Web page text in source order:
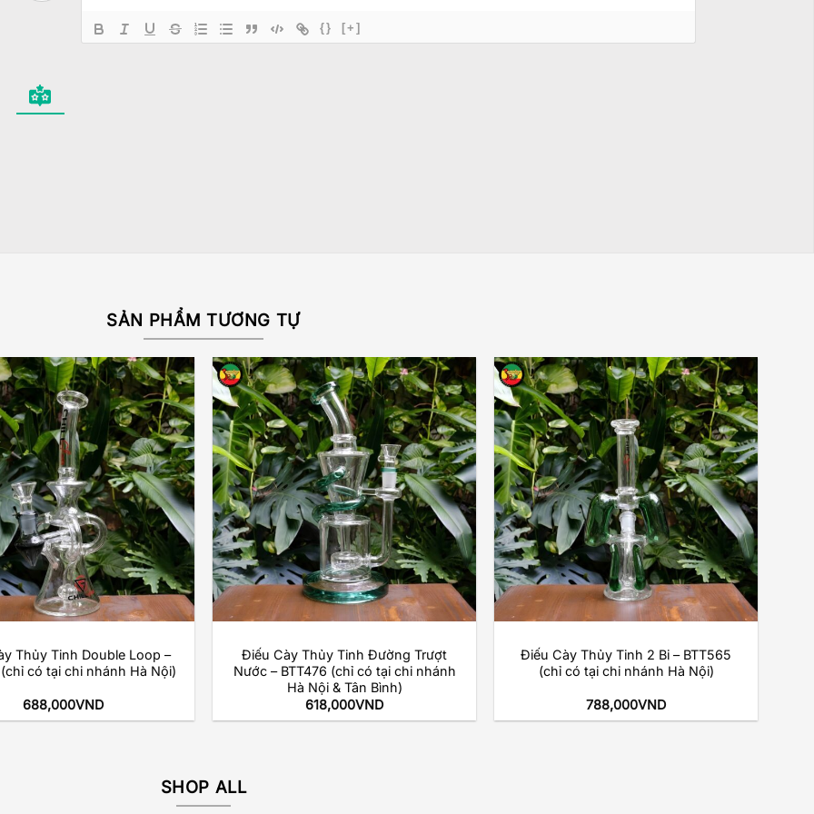
{} [+]
SẢN PHẨM TƯƠNG TỰ
Add to
wishlist
Thủy Tinh Double Loop –
có tại chi nhánh Hà Nội)
688,000VND
Add to
wishlist
+
Điếu Cày Thủy Tinh Đường Trượt
Nước – BTT476 (chỉ có tại chi nhánh
Hà Nội & Tân Bình)
618,000VND
Add to
wishlist
+
Điếu Cày Thủy Tinh 2 Bi – BTT565
(chỉ có tại chi nhánh Hà Nội)
788,000VND
SHOP ALL